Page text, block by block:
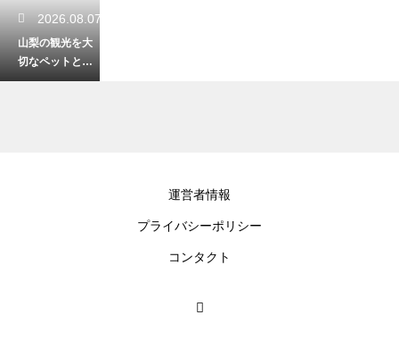
2026.08.07
山梨の観光を大
切なペットと一
緒に楽しむ！愛
運営者情報
プライバシーポリシー
コンタクト